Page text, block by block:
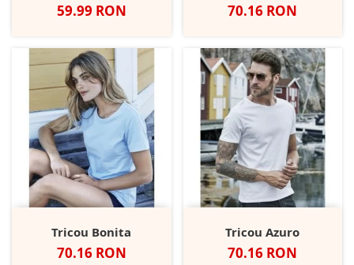
Pret
59.99 RON Pret
70.16 RON
Tricou Bonita
Pret
70.16 RON
Tricou Azuro
Pret
70.16 RON